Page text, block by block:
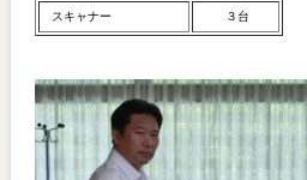
スキャナー ３台